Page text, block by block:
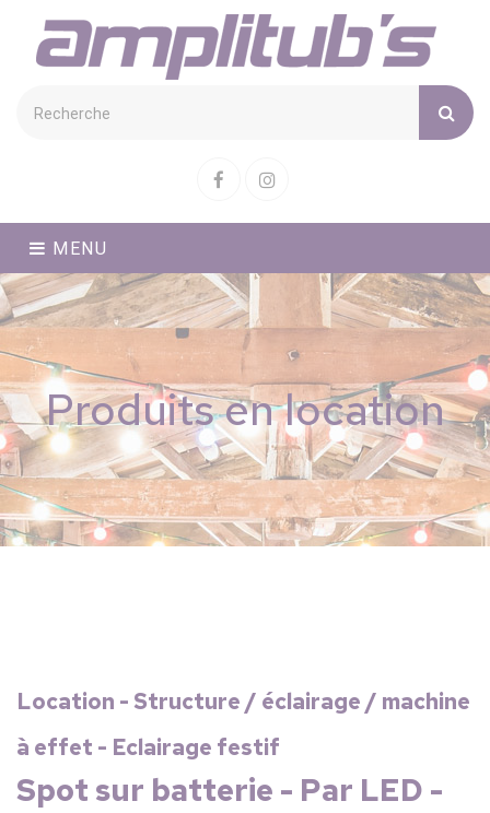
FacebookInstagram
MENU
Produits en location
Location - Structure / éclairage / machine
à effet - Eclairage festif
Spot sur batterie - Par LED -
Cookies management panel